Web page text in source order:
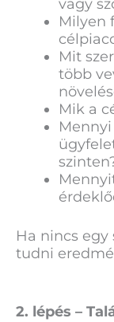
vagy
Milyen
Mit
több
Mik a
Ha nincs
tudni
2. lépés –